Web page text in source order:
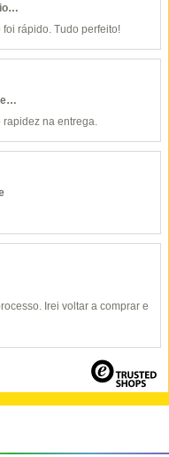
rápido. Tudo perfeito!
e…
na entrega.
Irei voltar a comprar e